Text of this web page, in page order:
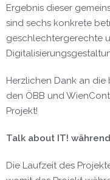
Ergebnis dieser
sind sechs konkrete
geschlechtergerechte
Herzlichen Dank an die
den ÖBB und
Projekt!
Talk about IT!
Die Laufzeit des